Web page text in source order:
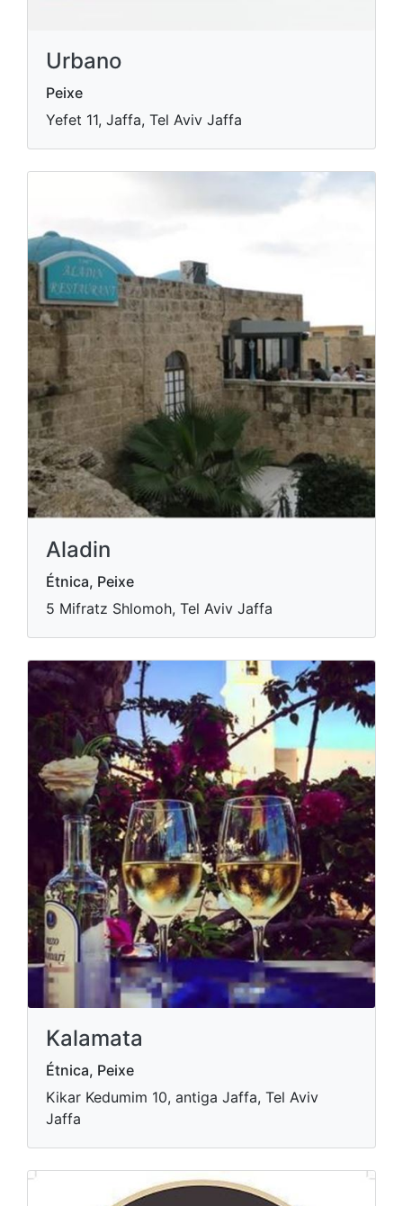
Urbano
Peixe
Yefet 11, Jaffa, Tel Aviv Jaffa
Aladin
Étnica, Peixe
5 Mifratz Shlomoh, Tel Aviv Jaffa
Kalamata
Étnica, Peixe
Kikar Kedumim 10, antiga Jaffa, Tel Aviv
Jaffa